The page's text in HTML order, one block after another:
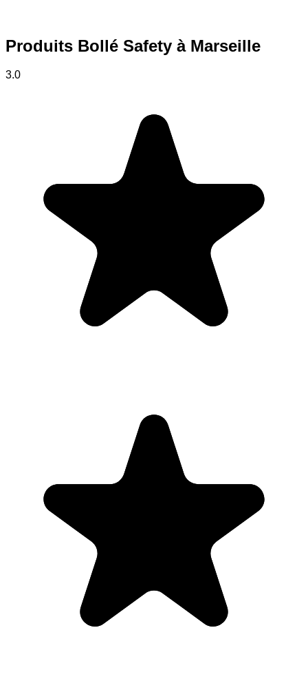
Produits Bollé Safety à Marseille
3.0